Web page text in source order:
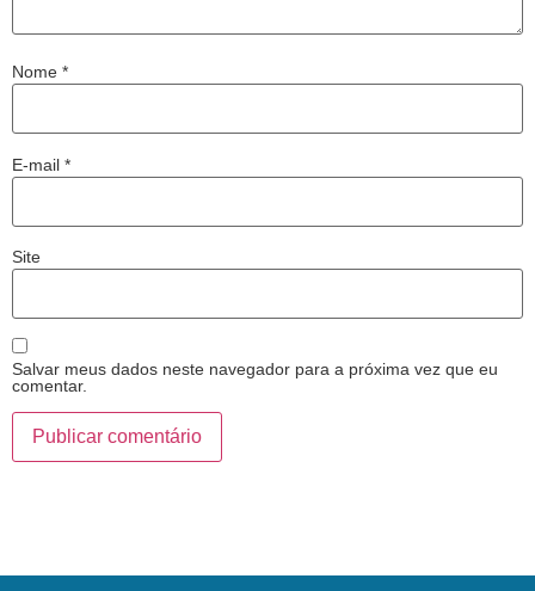
Nome *
E-mail *
Site
Salvar meus dados neste navegador para a próxima vez que eu
comentar.